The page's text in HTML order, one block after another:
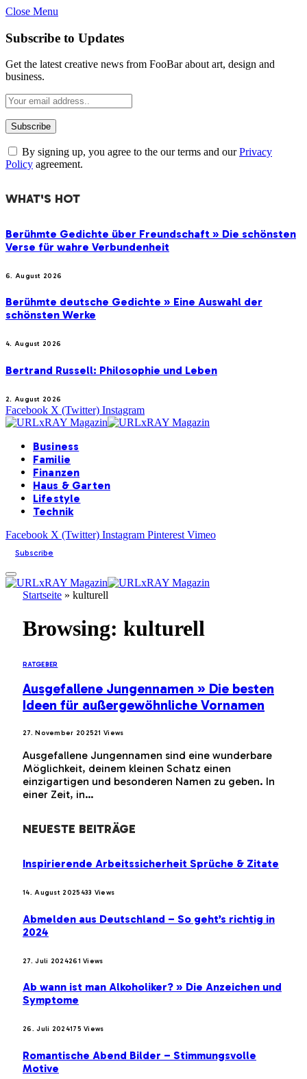
Close Menu
Subscribe to Updates
Get the latest creative news from FooBar about art, design and
business.
By signing up, you agree to the our terms and ourPrivacy
Policy agreement.
WHAT'S HOT
Berühmte Gedichte über Freundschaft » Die schönsten
Verse für wahre Verbundenheit
6. August 2026
Berühmte deutsche Gedichte » Eine Auswahl der
schönsten Werke
4. August 2026
Bertrand Russell: Philosophie und Leben
2. August 2026
Facebook X (Twitter) Instagram
Business
Familie
Finanzen
Haus & Garten
Lifestyle
Technik
Facebook X (Twitter) Instagram Pinterest Vimeo
Subscribe
Startseite » kulturell
Browsing: kulturell
RATGEBER
Ausgefallene Jungennamen » Die besten
Ideen für außergewöhnliche Vornamen
27. November 202521Views
Ausgefallene Jungennamen sind eine wunderbare
Möglichkeit, deinem kleinen Schatz einen
einzigartigen und besonderen Namen zu geben. In
einer Zeit, in…
NEUESTE BEITRÄGE
Inspirierende Arbeitssicherheit Sprüche & Zitate
14. August 2025433 Views
Abmelden aus Deutschland – So geht’s richtig in
2024
27. Juli 2024261Views
Ab wann ist man Alkoholiker? » Die Anzeichen und
Symptome
26. Juli 2024175Views
Romantische Abend Bilder – Stimmungsvolle
Motive